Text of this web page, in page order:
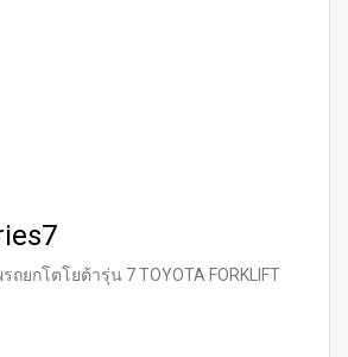
ยกโตโยต้ารุ่น 7 TOYOTA FORKLIFT